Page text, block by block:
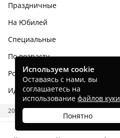
Праздничные
На Юбилей
Специальные
По возрасту
Родным и близким
Идеи тортов
2026 CAKES.RU
Используем cookie
Оставаясь с нами, вы
соглашаетесь на
использование файлов куки
Понятно